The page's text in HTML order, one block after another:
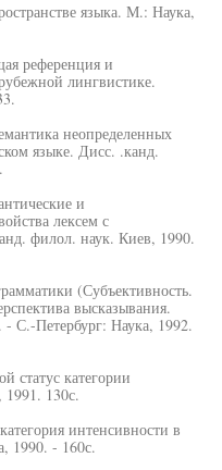
языка. М.: Наука,
референция и
лингвистике.
неопределенных
языке. Дисс. .канд.
и
лексем с
филол. наук. Киев, 1990.
(Субъективность.
высказывания.
- С.-Петербург: Наука, 1992.
статус категории
1991. 130с.
интенсивности в
1990. - 160с.